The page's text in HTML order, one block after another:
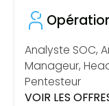
Analyste SOC,
Manageur,
Pentesteur
VOIR LES